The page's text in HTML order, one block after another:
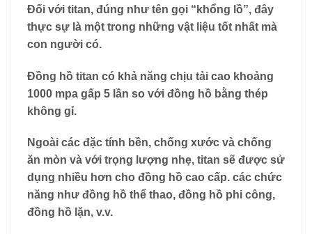
Đối với titan, đúng như tên gọi “khổng lồ”, đây
thực sự là một trong những vật liệu tốt nhất mà
con người có.
Đồng hồ titan có khả năng chịu tải cao khoảng
1000 mpa gấp 5 lần so với đồng hồ bằng thép
không gỉ.
Ngoài các đặc tính bền, chống xước và chống
ăn mòn và với trọng lượng nhẹ, titan sẽ được sử
dụng nhiều hơn cho đồng hồ cao cấp. các chức
năng như đồng hồ thể thao, đồng hồ phi công,
đồng hồ lặn, v.v.